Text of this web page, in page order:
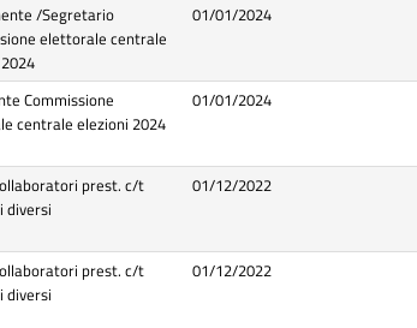
/Segretario
elettorale centrale
01/01/2024
Commissione
centrale elezioni 2024
01/01/2024
prest. c/t
diversi
01/12/2022
prest. c/t
diversi
01/12/2022